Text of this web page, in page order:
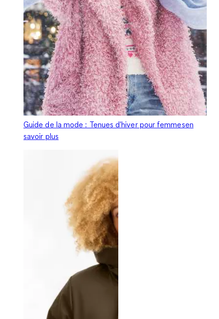
Guide de la mode : Tenues d'hiver pour femmesen
savoir plus